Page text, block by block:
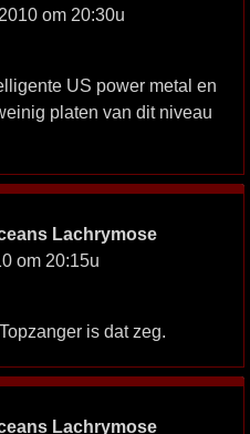
om 20:30u
US power metal en
platen van dit niveau
Lachrymose
om 20:15u
is dat zeg.
Lachrymose